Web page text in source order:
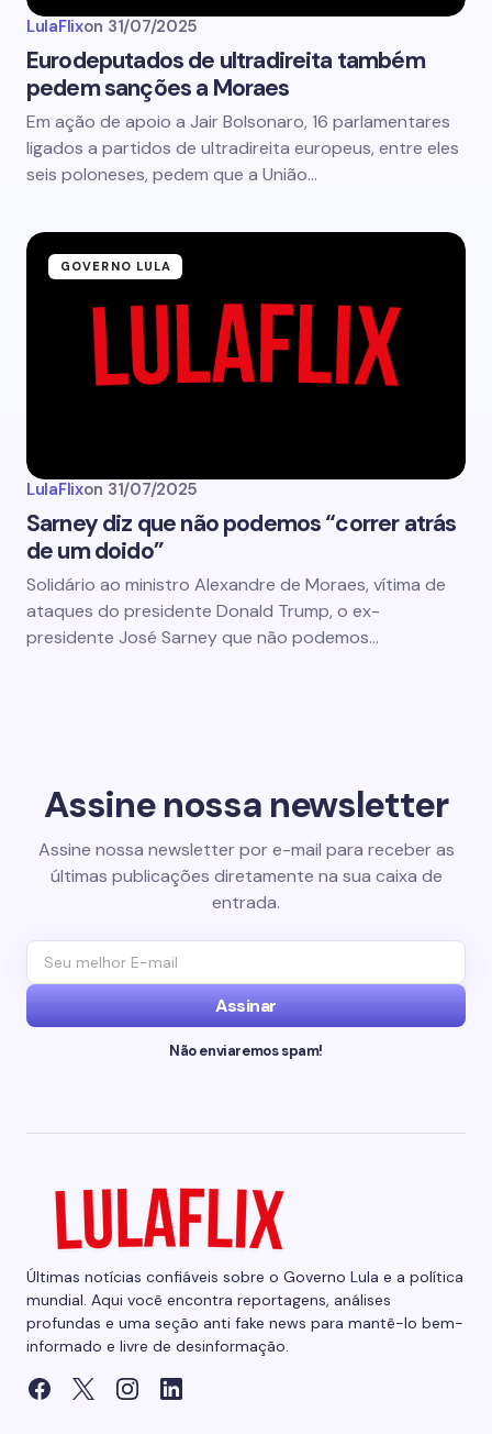
LulaFlixon 31/07/2025
Eurodeputados de ultradireita também
pedem sanções a Moraes
Em ação de apoio a Jair Bolsonaro, 16 parlamentares
ligados a partidos de ultradireita europeus, entre eles
seis poloneses, pedem que a União…
GOVERNO LULA
LulaFlixon 31/07/2025
Sarney diz que não podemos “correr atrás
de um doido”
Solidário ao ministro Alexandre de Moraes, vítima de
ataques do presidente Donald Trump, o ex-
presidente José Sarney que não podemos…
Assine nossa newsletter
Assine nossa newsletter por e-mail para receber as
últimas publicações diretamente na sua caixa de
entrada.
Assinar
Não enviaremos spam!
Últimas notícias confiáveis sobre o Governo Lula e a política
mundial. Aqui você encontra reportagens, análises
profundas e uma seção anti fake news para mantê-lo bem-
informado e livre de desinformação.